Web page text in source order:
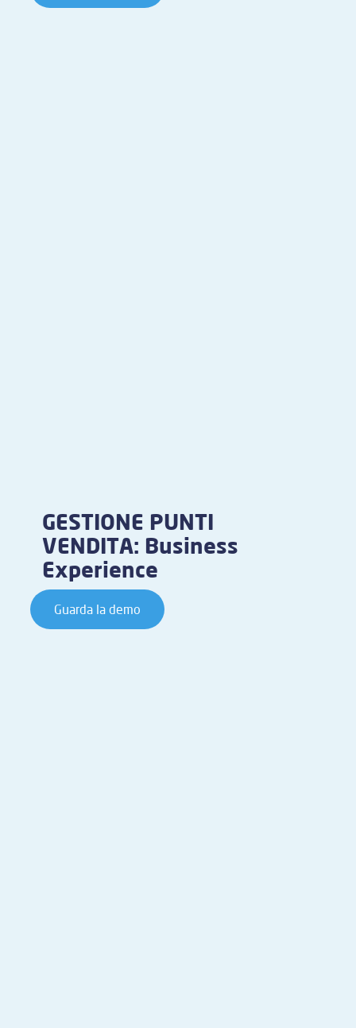
GESTIONE PUNTI
VENDITA: Business
Experience
Guarda la demo